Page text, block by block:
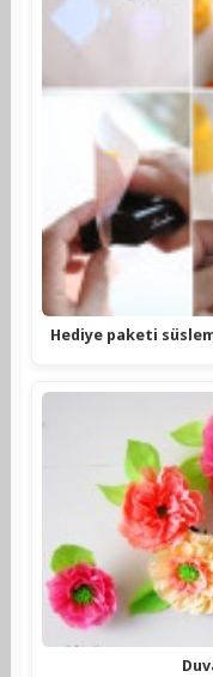
Hediye paketi